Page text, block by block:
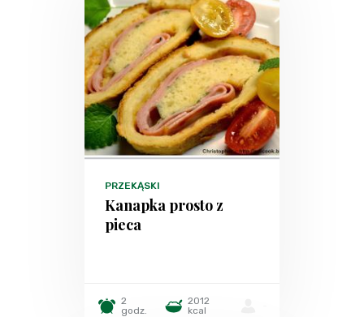
PRZEKĄSKI
Kanapka prosto z
pieca
2
godz.
2012
kcal